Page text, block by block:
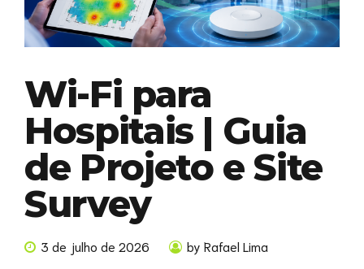
Wi-Fi para
Hospitais | Guia
de Projeto e Site
Survey
3 de julho de 2026 by Rafael Lima